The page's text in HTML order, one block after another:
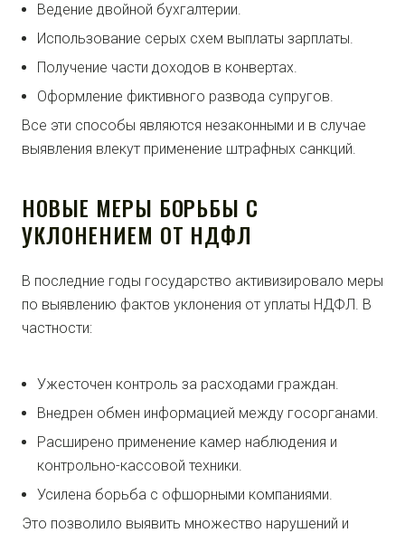
Ведение двойной бухгалтерии.
Использование серых схем выплаты зарплаты.
Получение части доходов в конвертах.
Оформление фиктивного развода супругов.
Все эти способы являются незаконными и в случае
выявления влекут применение штрафных санкций.
НОВЫЕ МЕРЫ БОРЬБЫ С
УКЛОНЕНИЕМ ОТ НДФЛ
В последние годы государство активизировало меры
по выявлению фактов уклонения от уплаты НДФЛ. В
частности:
Ужесточен контроль за расходами граждан.
Внедрен обмен информацией между госорганами.
Расширено применение камер наблюдения и
контрольно-кассовой техники.
Усилена борьба с офшорными компаниями.
Это позволило выявить множество нарушений и